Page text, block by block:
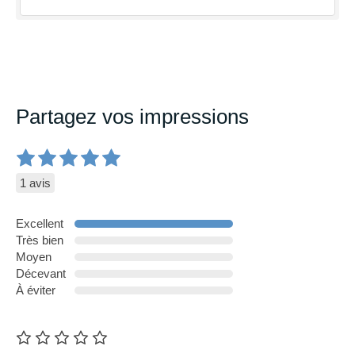
Partagez vos impressions
1 avis
Excellent
Très bien
Moyen
Décevant
À éviter